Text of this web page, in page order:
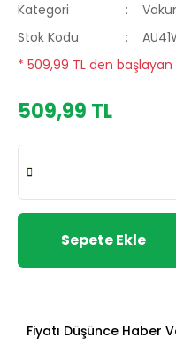
Kategori
Stok Kodu
* 509,99 TL den
509,99 TL
Sepete Ekle
Fiyatı Düşünce Haber